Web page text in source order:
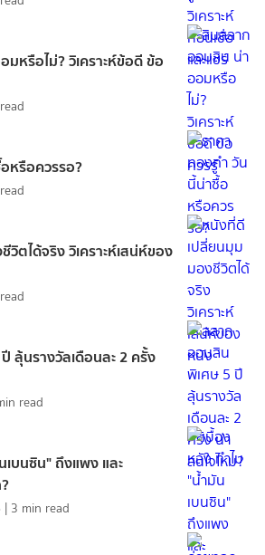
หรือไม่? วิเคราะห์ข้อดี ข้อ
หรือควรรอ?
ตได้จริง วิเคราะห์เสน่ห์ของ
ลุ้นรางวัลเดือนละ 2 ครั้ง
read
เบนซิน" ถึงแพง และ
| 3 min read